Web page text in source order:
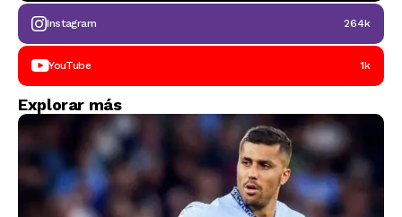
Instagram 264k
YouTube 1k
Explorar más